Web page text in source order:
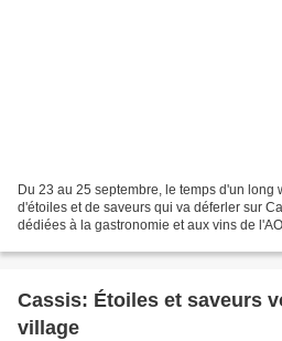
Du 23 au 25 septembre, le temps d'un long
d'étoiles et de saveurs qui va déferler sur
dédiées à la gastronomie et aux vins de
Cassis: Étoiles et saveurs
village